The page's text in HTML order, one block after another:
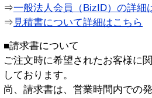
⇒一般法人会員（BizID）の詳細
⇒ 見積書について詳細はこちら
■請求書について
ご注文時に希望されたお客様に
しております。
尚、請求書は、営業時間内での